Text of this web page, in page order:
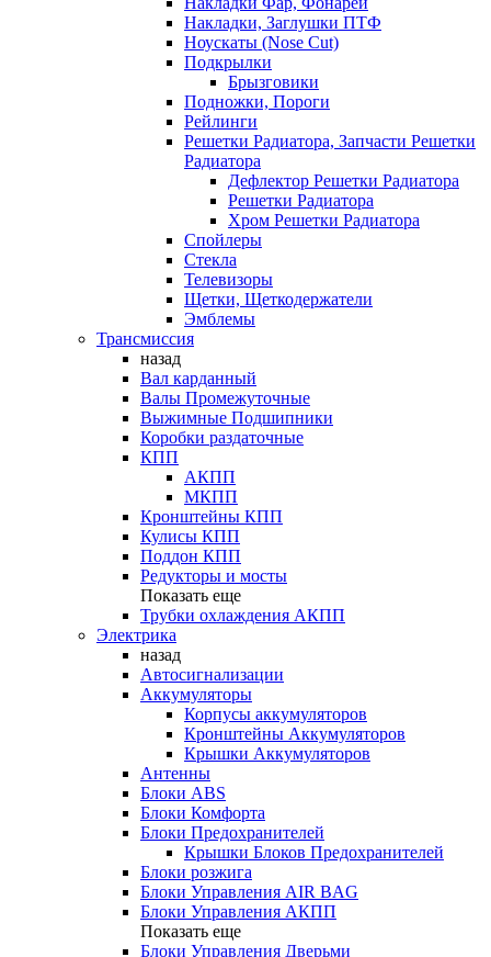
Накладки, Заглушки ПТФ
Ноускаты (Nose Cut)
Подкрылки
Брызговики
Подножки, Пороги
Рейлинги
Решетки Радиатора, Запчасти Решетки
Радиатора
Дефлектор Решетки Радиатора
Решетки Радиатора
Хром Решетки Радиатора
Спойлеры
Стекла
Телевизоры
Щетки, Щеткодержатели
Эмблемы
Трансмиссия
назад
Вал карданный
Валы Промежуточные
Выжимные Подшипники
Коробки раздаточные
КПП
АКПП
МКПП
Кронштейны КПП
Кулисы КПП
Поддон КПП
Редукторы и мосты
Показать еще
Трубки охлаждения АКПП
Электрика
назад
Автосигнализации
Аккумуляторы
Корпусы аккумуляторов
Кронштейны Аккумуляторов
Крышки Аккумуляторов
Антенны
Блоки ABS
Блоки Комфорта
Блоки Предохранителей
Крышки Блоков Предохранителей
Блоки розжига
Блоки Управления AIR BAG
Блоки Управления АКПП
Показать еще
Блоки Управления Дверьми